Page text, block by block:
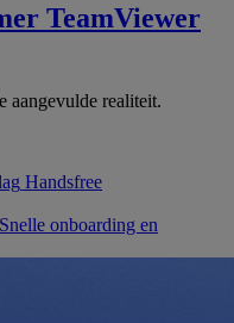
TeamViewer
aangevulde realiteit.
Handsfree
Snelle onboarding en